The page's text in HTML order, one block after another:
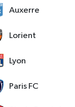
Auxerre
Lorient
Lyon
Paris FC